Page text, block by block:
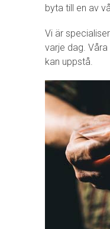
byta till en av
Vi är
varje dag.
kan uppstå.